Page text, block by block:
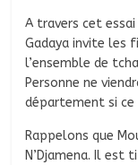
A travers cet
Gadaya invite les
l’ensemble de
Personne ne
département si
Rappelons que
N’Djamena. Il est